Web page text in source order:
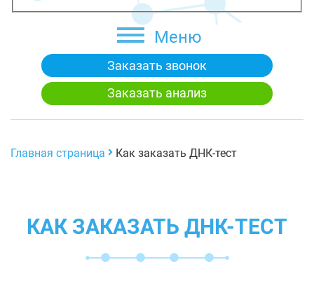
Меню
Заказать звонок
Заказать анализ
Главная страница Как заказать ДНК-тест
КАК ЗАКАЗАТЬ ДНК-ТЕСТ